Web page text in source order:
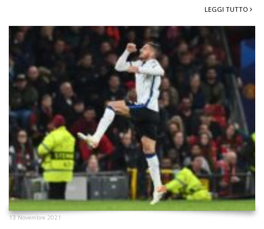
LEGGI TUTTO
13 Novembre 2021